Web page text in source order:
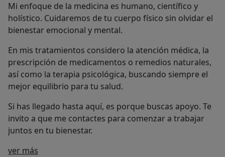
Mi enfoque de la medicina es humano, científico y
holístico. Cuidaremos de tu cuerpo físico sin olvidar el
bienestar emocional y mental.
En mis tratamientos considero la atención médica, la
prescripción de medicamentos o remedios naturales,
así como la terapia psicológica, buscando siempre el
mejor equilibrio para tu salud.
Si has llegado hasta aquí, es porque buscas apoyo. Te
invito a que me contactes para comenzar a trabajar
juntos en tu bienestar.
ver más